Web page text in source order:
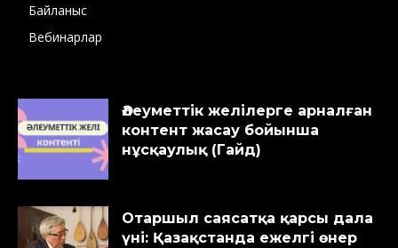
Байланыс
Вебинарлар
Әлеуметтік желілерге арналған
контент жасау бойынша
нұсқаулық (Гайд)
Отаршыл саясатқа қарсы дала
үні: Қазақстанда ежелгі өнер